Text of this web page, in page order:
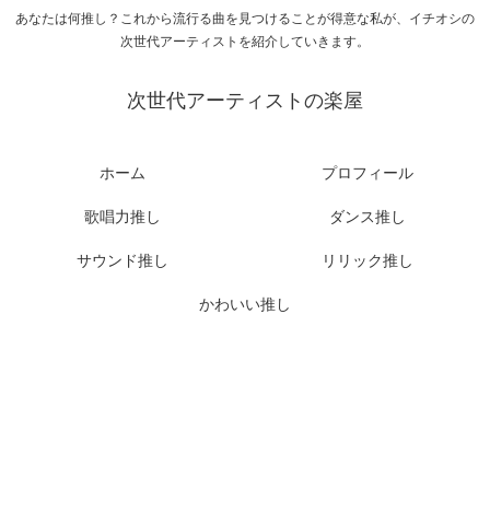
あなたは何推し？これから流行る曲を見つけることが得意な私が、イチオシの
次世代アーティストを紹介していきます。
次世代アーティストの楽屋
ホーム プロフィール
歌唱力推し ダンス推し
サウンド推し リリック推し
かわいい推し